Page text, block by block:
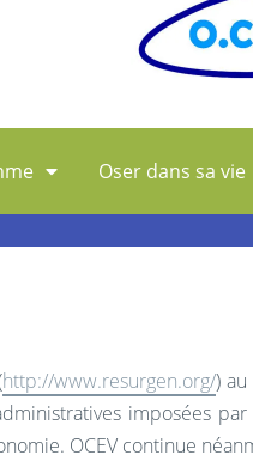
Oser dans sa vie
http://www.resurgen.org/)
imposées
OCEV continue